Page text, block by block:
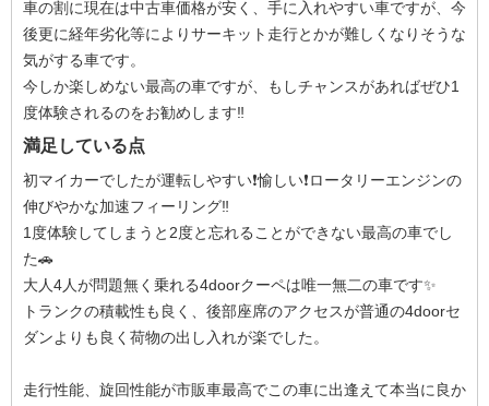
車の割に現在は中古車価格が安く、手に入れやすい車ですが、今
後更に経年劣化等によりサーキット走行とかが難しくなりそうな
気がする車です。
今しか楽しめない最高の車ですが、もしチャンスがあればぜひ1
度体験されるのをお勧めします‼️
満足している点
初マイカーでしたが運転しやすい❗️愉しい❗️ロータリーエンジンの
伸びやかな加速フィーリング‼️
1度体験してしまうと2度と忘れることができない最高の車でし
た🚗
大人4人が問題無く乗れる4doorクーペは唯一無二の車です✨
トランクの積載性も良く、後部座席のアクセスが普通の4doorセ
ダンよりも良く荷物の出し入れが楽でした。
走行性能、旋回性能が市販車最高でこの車に出逢えて本当に良か